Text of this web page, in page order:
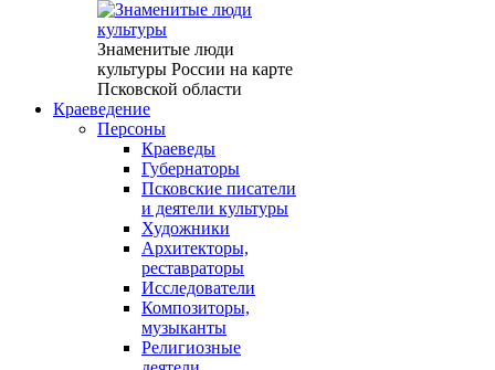
Знаменитые люди
культуры России на карте
Псковской области
Краеведение
Персоны
Краеведы
Губернаторы
Псковские писатели
и деятели культуры
Художники
Архитекторы,
реставраторы
Исследователи
Композиторы,
музыканты
Религиозные